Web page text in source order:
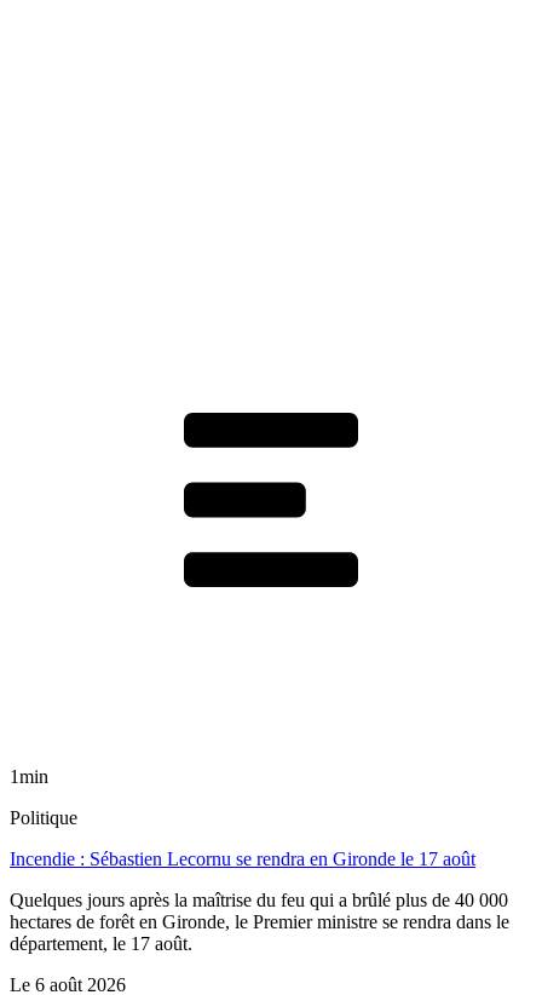
1min
Politique
Incendie : Sébastien Lecornu se rendra en Gironde le 17 août
Quelques jours après la maîtrise du feu qui a brûlé plus de 40 000
hectares de forêt en Gironde, le Premier ministre se rendra dans le
département, le 17 août.
Le 6 août 2026